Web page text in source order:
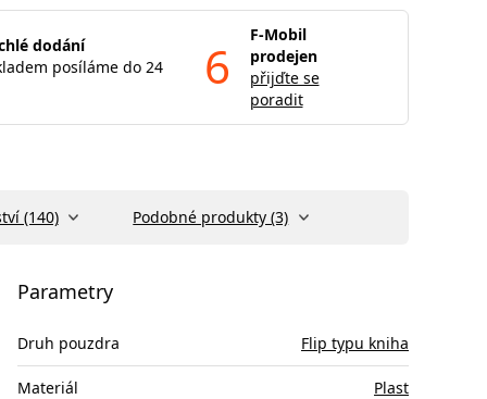
dodání
posíláme do 24
6
F-Mobil
prodejen
přijďte se
poradit
(140) Podobné produkty (3)
Parametry
Druh pouzdra Flip typu kniha
Materiál Plast